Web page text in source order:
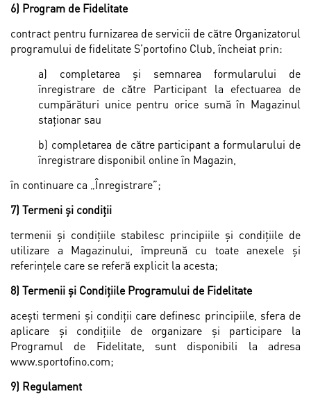
6) Program de Fidelitate
contract pentru furnizarea de servicii de către Organizatorul
programului de fidelitate S’portofino Club, încheiat prin:
a) completarea și semnarea formularului de
înregistrare de către Participant la efectuarea de
cumpărături unice pentru orice sumă în Magazinul
staţionar sau
b) completarea de către participant a formularului de
înregistrare disponibil online în Magazin,
în continuare ca „Înregistrare”;
7) Termeni și condiţii
termenii și condiţiile stabilesc principiile și condițiile de
utilizare a Magazinului, împreună cu toate anexele și
referinţele care se referă explicit la acesta;
8) Termenii și Condiţiile Programului de Fidelitate
aceşti termeni și condiţii care definesc principiile, sfera de
aplicare și condiţiile de organizare și participare la
Programul de Fidelitate, sunt disponibili la adresa
www.sportofino.com;
9) Regulament